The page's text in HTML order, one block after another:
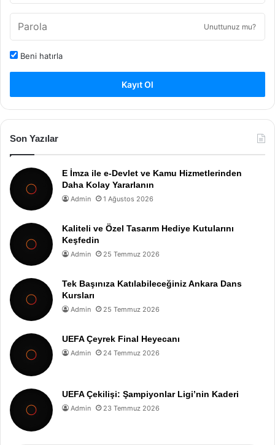
Unuttunuz mu?
Beni hatırla
Kayıt Ol
Son Yazılar
E İmza ile e-Devlet ve Kamu Hizmetlerinden
Daha Kolay Yararlanın
Admin 1 Ağustos 2026
Kaliteli ve Özel Tasarım Hediye Kutularını
Keşfedin
Admin 25 Temmuz 2026
Tek Başınıza Katılabileceğiniz Ankara Dans
Kursları
Admin 25 Temmuz 2026
UEFA Çeyrek Final Heyecanı
Admin 24 Temmuz 2026
UEFA Çekilişi: Şampiyonlar Ligi’nin Kaderi
Admin 23 Temmuz 2026